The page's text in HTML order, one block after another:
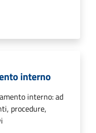
interno
interno: ad
procedure,